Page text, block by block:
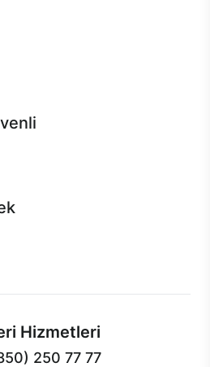
Hizmetleri
250 77 77